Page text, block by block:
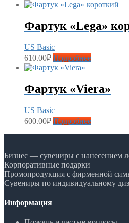
Фартук «Lega»
US Basic
610.00₽ Подробнее
Фартук «Viera»
US Basic
600.00₽ Подробнее
Бизнес — сувениры с нанесением
Корпоративные подарки
Промопродукция с фирменной
Сувениры по индивидуальному
Информация